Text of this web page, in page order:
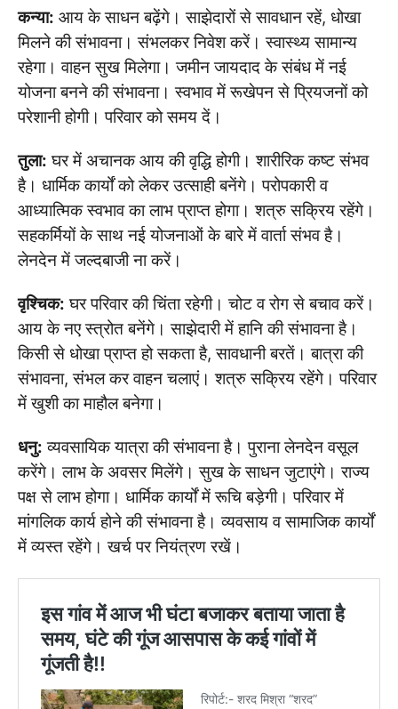
कन्या: आय के साधन बढ़ेंगे। साझेदारों से सावधान रहें, धोखा
मिलने की संभावना। संभलकर निवेश करें। स्वास्थ्य सामान्य
रहेगा। वाहन सुख मिलेगा। जमीन जायदाद के संबंध में नई
योजना बनने की संभावना। स्वभाव में रूखेपन से प्रियजनों को
परेशानी होगी। परिवार को समय दें।
तुला: घर में अचानक आय की वृद्धि होगी। शारीरिक कष्ट संभव
है। धार्मिक कार्यों को लेकर उत्साही बनेंगे। परोपकारी व
आध्यात्मिक स्वभाव का लाभ प्राप्त होगा। शत्रु सक्रिय रहेंगे।
सहकर्मियों के साथ नई योजनाओं के बारे में वार्ता संभव है।
लेनदेन में जल्दबाजी ना करें।
वृश्चिक: घर परिवार की चिंता रहेगी। चोट व रोग से बचाव करें।
आय के नए स्त्रोत बनेंगे। साझेदारी में हानि की संभावना है।
किसी से धोखा प्राप्त हो सकता है, सावधानी बरतें। बात्रा की
संभावना, संभल कर वाहन चलाएं। शत्रु सक्रिय रहेंगे। परिवार
में खुशी का माहौल बनेगा।
धनु: व्यवसायिक यात्रा की संभावना है। पुराना लेनदेन वसूल
करेंगे। लाभ के अवसर मिलेंगे। सुख के साधन जुटाएंगे। राज्य
पक्ष से लाभ होगा। धार्मिक कार्यों में रूचि बड़ेगी। परिवार में
मांगलिक कार्य होने की संभावना है। व्यवसाय व सामाजिक कार्यों
में व्यस्त रहेंगे। खर्च पर नियंत्रण रखें।